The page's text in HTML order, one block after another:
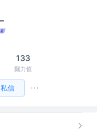
133
掘力值
私信